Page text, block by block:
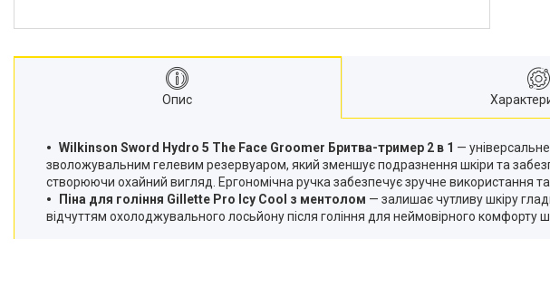
Про нас
Опис
Wilkinson Sword Hydro 5 The Face Groomer Бритва-тример 2 в 1 —
зволожувальним гелевим резервуаром, який зменшує подразнення шкіри та
створюючи охайний вигляд. Ергономічна ручка забезпечує зручне використання
Піна для гоління Gillette Pro Icy Cool з ментолом — залишає чутливу шкіру
відчуттям охолоджувального лосьйону після гоління для неймовірного комфорту